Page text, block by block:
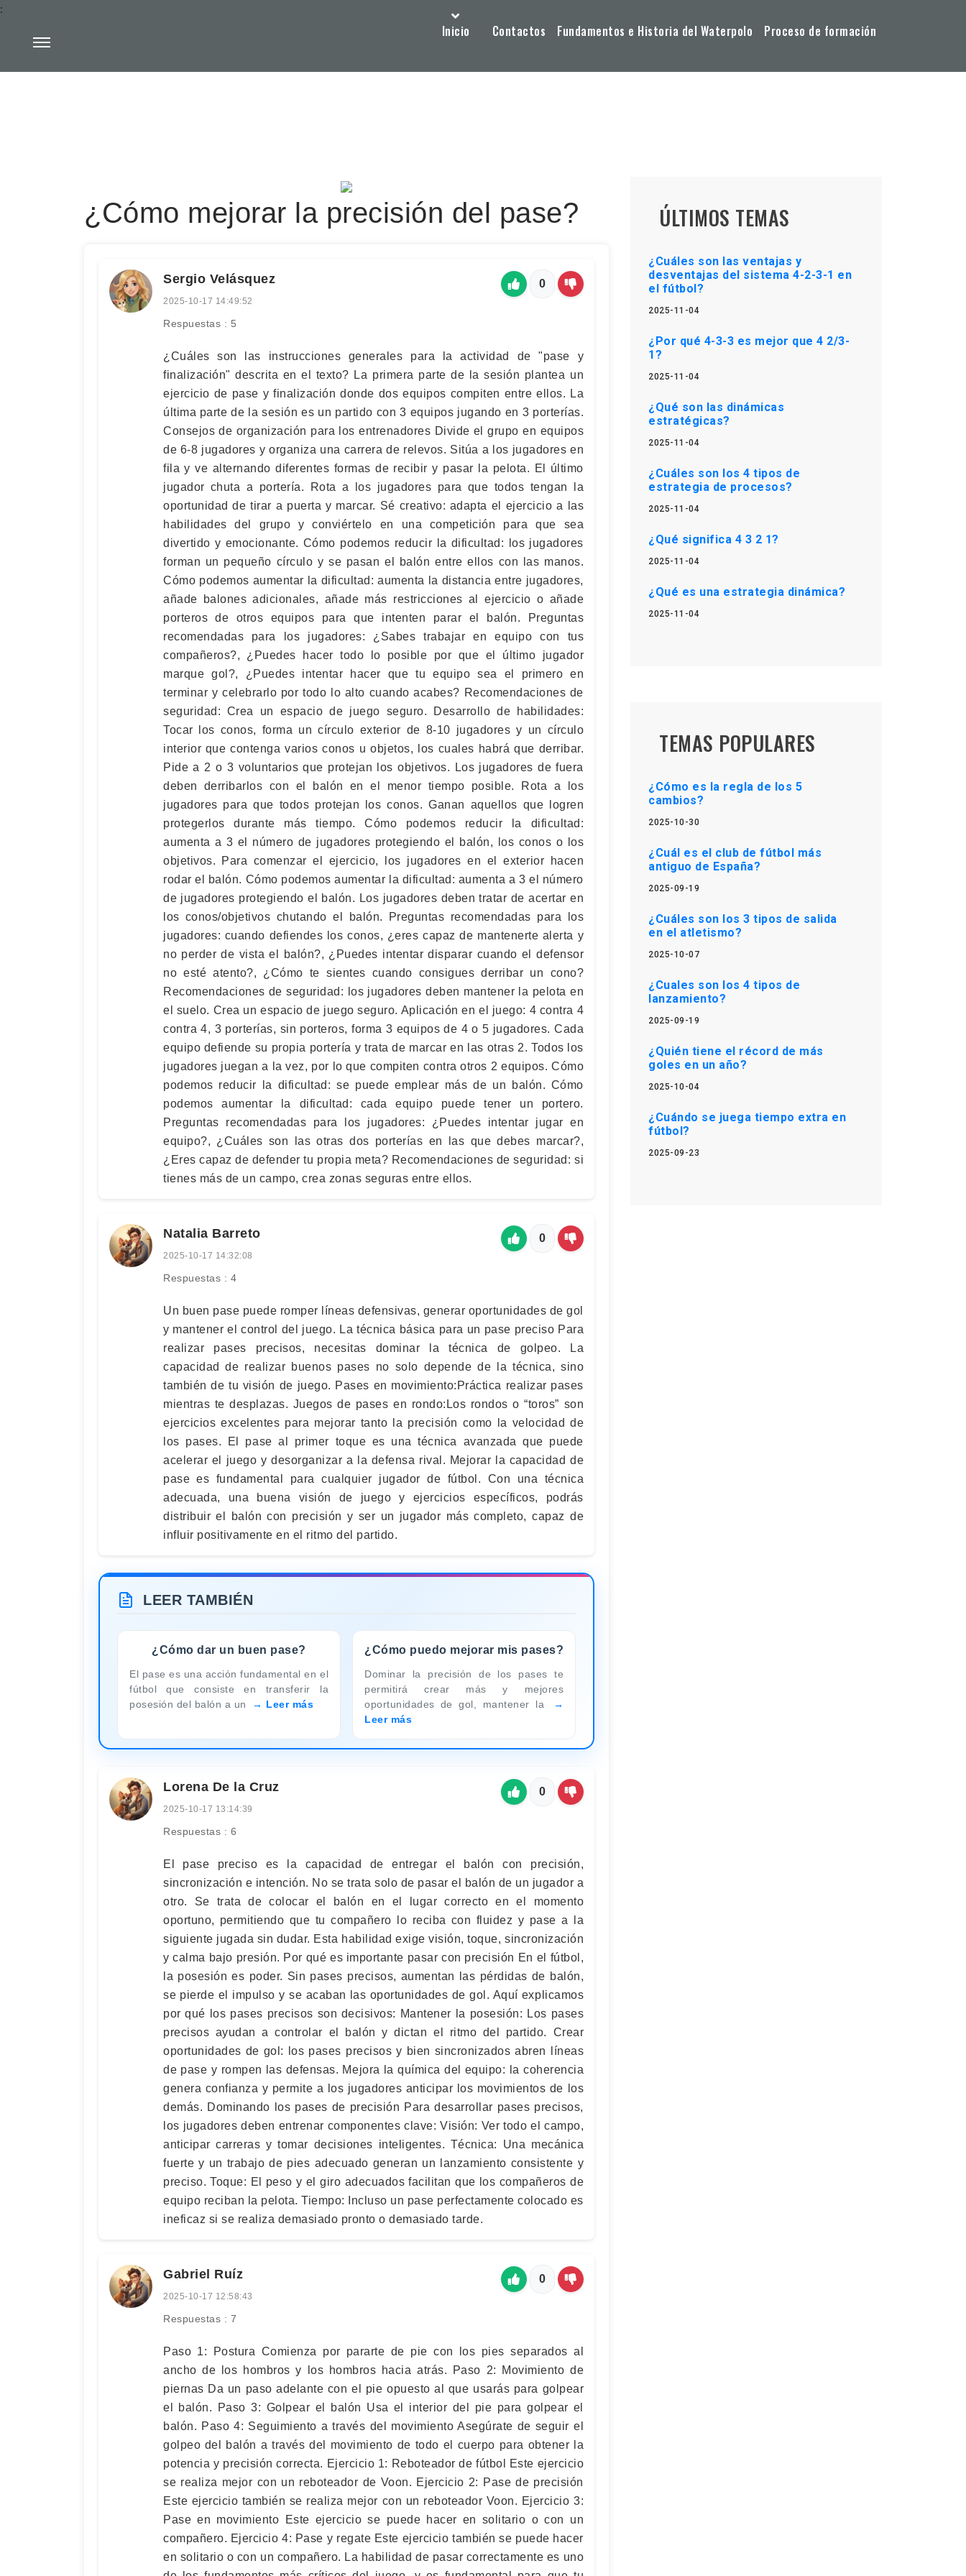
Inicio Contactos Fundamentos e Historia del Waterpolo Proceso de formación
:
¿Cómo mejorar la precisión del pase?
Sergio Velásquez
2025-10-17 14:49:52
Respuestas : 5
0
¿Cuáles son las instrucciones generales para la actividad de "pase y
finalización" descrita en el texto? La primera parte de la sesión plantea un
ejercicio de pase y finalización donde dos equipos compiten entre ellos. La
última parte de la sesión es un partido con 3 equipos jugando en 3 porterías.
Consejos de organización para los entrenadores Divide el grupo en equipos
de 6-8 jugadores y organiza una carrera de relevos. Sitúa a los jugadores en
fila y ve alternando diferentes formas de recibir y pasar la pelota. El último
jugador chuta a portería. Rota a los jugadores para que todos tengan la
oportunidad de tirar a puerta y marcar. Sé creativo: adapta el ejercicio a las
habilidades del grupo y conviértelo en una competición para que sea
divertido y emocionante. Cómo podemos reducir la dificultad: los jugadores
forman un pequeño círculo y se pasan el balón entre ellos con las manos.
Cómo podemos aumentar la dificultad: aumenta la distancia entre jugadores,
añade balones adicionales, añade más restricciones al ejercicio o añade
porteros de otros equipos para que intenten parar el balón. Preguntas
recomendadas para los jugadores: ¿Sabes trabajar en equipo con tus
compañeros?, ¿Puedes hacer todo lo posible por que el último jugador
marque gol?, ¿Puedes intentar hacer que tu equipo sea el primero en
terminar y celebrarlo por todo lo alto cuando acabes? Recomendaciones de
seguridad: Crea un espacio de juego seguro. Desarrollo de habilidades:
Tocar los conos, forma un círculo exterior de 8-10 jugadores y un círculo
interior que contenga varios conos u objetos, los cuales habrá que derribar.
Pide a 2 o 3 voluntarios que protejan los objetivos. Los jugadores de fuera
deben derribarlos con el balón en el menor tiempo posible. Rota a los
jugadores para que todos protejan los conos. Ganan aquellos que logren
protegerlos durante más tiempo. Cómo podemos reducir la dificultad:
aumenta a 3 el número de jugadores protegiendo el balón, los conos o los
objetivos. Para comenzar el ejercicio, los jugadores en el exterior hacen
rodar el balón. Cómo podemos aumentar la dificultad: aumenta a 3 el número
de jugadores protegiendo el balón. Los jugadores deben tratar de acertar en
los conos/objetivos chutando el balón. Preguntas recomendadas para los
jugadores: cuando defiendes los conos, ¿eres capaz de mantenerte alerta y
no perder de vista el balón?, ¿Puedes intentar disparar cuando el defensor
no esté atento?, ¿Cómo te sientes cuando consigues derribar un cono?
Recomendaciones de seguridad: los jugadores deben mantener la pelota en
el suelo. Crea un espacio de juego seguro. Aplicación en el juego: 4 contra 4
contra 4, 3 porterías, sin porteros, forma 3 equipos de 4 o 5 jugadores. Cada
equipo defiende su propia portería y trata de marcar en las otras 2. Todos los
jugadores juegan a la vez, por lo que compiten contra otros 2 equipos. Cómo
podemos reducir la dificultad: se puede emplear más de un balón. Cómo
podemos aumentar la dificultad: cada equipo puede tener un portero.
Preguntas recomendadas para los jugadores: ¿Puedes intentar jugar en
equipo?, ¿Cuáles son las otras dos porterías en las que debes marcar?,
¿Eres capaz de defender tu propia meta? Recomendaciones de seguridad: si
tienes más de un campo, crea zonas seguras entre ellos.
Natalia Barreto
2025-10-17 14:32:08
Respuestas : 4
0
Un buen pase puede romper líneas defensivas, generar oportunidades de gol
y mantener el control del juego. La técnica básica para un pase preciso Para
realizar pases precisos, necesitas dominar la técnica de golpeo. La
capacidad de realizar buenos pases no solo depende de la técnica, sino
también de tu visión de juego. Pases en movimiento:Práctica realizar pases
mientras te desplazas. Juegos de pases en rondo:Los rondos o “toros” son
ejercicios excelentes para mejorar tanto la precisión como la velocidad de
los pases. El pase al primer toque es una técnica avanzada que puede
acelerar el juego y desorganizar a la defensa rival. Mejorar la capacidad de
pase es fundamental para cualquier jugador de fútbol. Con una técnica
adecuada, una buena visión de juego y ejercicios específicos, podrás
distribuir el balón con precisión y ser un jugador más completo, capaz de
influir positivamente en el ritmo del partido.
LEER TAMBIÉN
¿Cómo dar un buen pase?
El pase es una acción fundamental en el
fútbol que consiste en transferir la
posesión del balón a un
Leer más
¿Cómo puedo mejorar mis pases?
Dominar la precisión de los pases te
permitirá crear más y mejores
oportunidades de gol, mantener la
Leer más
Lorena De la Cruz
2025-10-17 13:14:39
Respuestas : 6
0
El pase preciso es la capacidad de entregar el balón con precisión,
sincronización e intención. No se trata solo de pasar el balón de un jugador a
otro. Se trata de colocar el balón en el lugar correcto en el momento
oportuno, permitiendo que tu compañero lo reciba con fluidez y pase a la
siguiente jugada sin dudar. Esta habilidad exige visión, toque, sincronización
y calma bajo presión. Por qué es importante pasar con precisión En el fútbol,
la posesión es poder. Sin pases precisos, aumentan las pérdidas de balón,
se pierde el impulso y se acaban las oportunidades de gol. Aquí explicamos
por qué los pases precisos son decisivos: Mantener la posesión: Los pases
precisos ayudan a controlar el balón y dictan el ritmo del partido. Crear
oportunidades de gol: los pases precisos y bien sincronizados abren líneas
de pase y rompen las defensas. Mejora la química del equipo: la coherencia
genera confianza y permite a los jugadores anticipar los movimientos de los
demás. Dominando los pases de precisión Para desarrollar pases precisos,
los jugadores deben entrenar componentes clave: Visión: Ver todo el campo,
anticipar carreras y tomar decisiones inteligentes. Técnica: Una mecánica
fuerte y un trabajo de pies adecuado generan un lanzamiento consistente y
preciso. Toque: El peso y el giro adecuados facilitan que los compañeros de
equipo reciban la pelota. Tiempo: Incluso un pase perfectamente colocado es
ineficaz si se realiza demasiado pronto o demasiado tarde.
Gabriel Ruíz
2025-10-17 12:58:43
Respuestas : 7
0
Paso 1: Postura Comienza por pararte de pie con los pies separados al
ancho de los hombros y los hombros hacia atrás. Paso 2: Movimiento de
piernas Da un paso adelante con el pie opuesto al que usarás para golpear
el balón. Paso 3: Golpear el balón Usa el interior del pie para golpear el
balón. Paso 4: Seguimiento a través del movimiento Asegúrate de seguir el
golpeo del balón a través del movimiento de todo el cuerpo para obtener la
potencia y precisión correcta. Ejercicio 1: Reboteador de fútbol Este ejercicio
se realiza mejor con un reboteador de Voon. Ejercicio 2: Pase de precisión
Este ejercicio también se realiza mejor con un reboteador Voon. Ejercicio 3:
Pase en movimiento Este ejercicio se puede hacer en solitario o con un
compañero. Ejercicio 4: Pase y regate Este ejercicio también se puede hacer
en solitario o con un compañero. La habilidad de pasar correctamente es uno
ÚLTIMOS TEMAS
¿Cuáles son las ventajas y
desventajas del sistema 4-2-3-1 en
el fútbol?
2025-11-04
¿Por qué 4-3-3 es mejor que 4 2/3-
1?
2025-11-04
¿Qué son las dinámicas
estratégicas?
2025-11-04
¿Cuáles son los 4 tipos de
estrategia de procesos?
2025-11-04
¿Qué significa 4 3 2 1?
2025-11-04
¿Qué es una estrategia dinámica?
2025-11-04
TEMAS POPULARES
¿Cómo es la regla de los 5
cambios?
2025-10-30
¿Cuál es el club de fútbol más
antiguo de España?
2025-09-19
¿Cuáles son los 3 tipos de salida
en el atletismo?
2025-10-07
¿Cuales son los 4 tipos de
lanzamiento?
2025-09-19
¿Quién tiene el récord de más
goles en un año?
2025-10-04
¿Cuándo se juega tiempo extra en
fútbol?
2025-09-23